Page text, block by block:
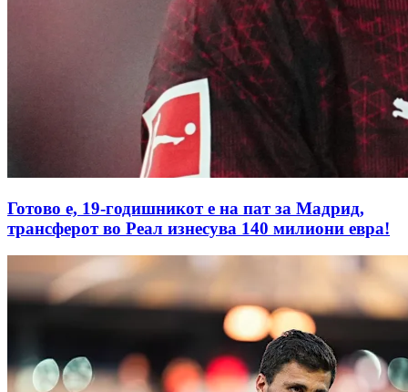
Готово е, 19-годишникот е на пат за Мадрид,
трансферот во Реал изнесува 140 милиони евра!